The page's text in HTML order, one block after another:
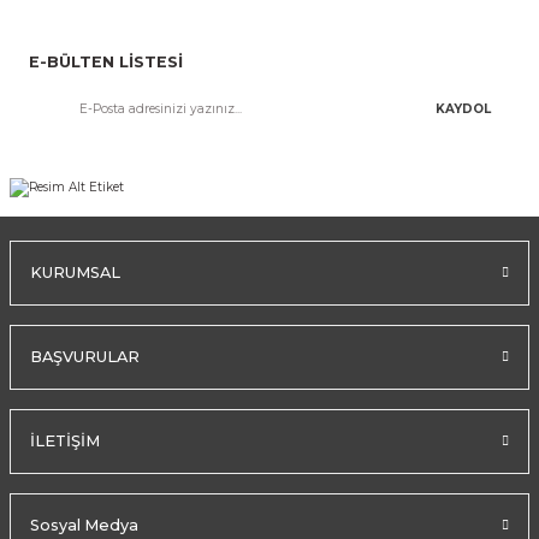
E-BÜLTEN LİSTESİ
KAYDOL
KURUMSAL
BAŞVURULAR
İLETİŞİM
Sosyal Medya